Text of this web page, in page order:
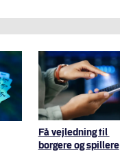
Få vejledning til
borgere og spillere